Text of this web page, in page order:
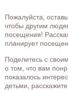
Пожалуйста,
чтобы другим
посещения!
планирует
Поделитесь с
о том, что вам
показалось
детьми,